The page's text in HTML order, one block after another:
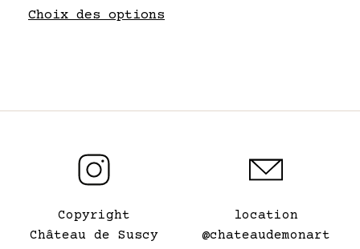
Choix des options
Copyright
Château de Suscy
location
@chateaudemonart